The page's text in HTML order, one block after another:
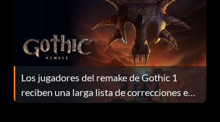
Los jugadores del remake de Gothic 1
reciben una larga lista de correcciones en
el parche 1.0.4